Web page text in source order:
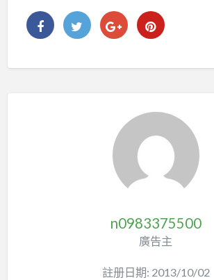
n0983375500
廣告主
註册日期: 2013/10/02